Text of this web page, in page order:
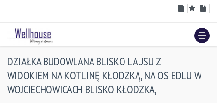
DZIAŁKA BUDOWLANA BLISKO LAUSU Z
WIDOKIEM NA KOTLINĘ KŁODZKĄ, NA OSIEDLU W
WOJCIECHOWICACH BLISKO KŁODZKA,